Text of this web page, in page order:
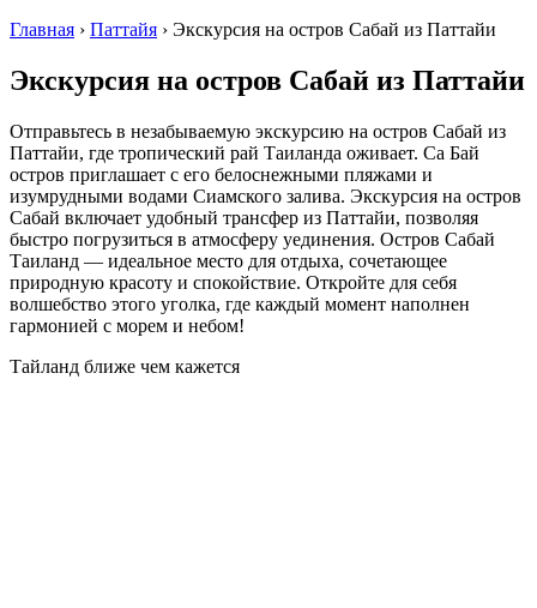
Главная › Паттайя › Экскурсия на остров Сабай из Паттайи
Экскурсия на остров Сабай из Паттайи
Отправьтесь в незабываемую экскурсию на остров Сабай из
Паттайи, где тропический рай Таиланда оживает. Са Бай
остров приглашает с его белоснежными пляжами и
изумрудными водами Сиамского залива. Экскурсия на остров
Сабай включает удобный трансфер из Паттайи, позволяя
быстро погрузиться в атмосферу уединения. Остров Сабай
Таиланд — идеальное место для отдыха, сочетающее
природную красоту и спокойствие. Откройте для себя
волшебство этого уголка, где каждый момент наполнен
гармонией с морем и небом!
Тайланд ближе чем кажется